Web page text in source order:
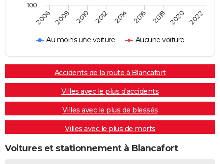
Au moins une voiture Aucune voiture
2006 2008 2010 2012 2014 2016 2018 2020 2022
100
Accidents de la route à Blancafort
Villes avec le plus d'accidents
Villes avec le plus de blessés
Villes avec le plus de morts
Voitures et stationnement à Blancafort